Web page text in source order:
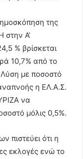
της
Α’
% βρίσκεται
10,7% από το
με ποσοστό
η ΕΛ.Α.Σ.
να
μόλις 0,5%.
πιστεύει ότι η
εκλογές ενώ το